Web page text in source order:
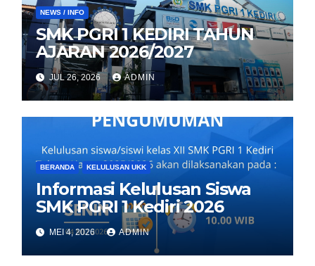
NEWS / INFO
SMK PGRI 1 KEDIRI TAHUN
AJARAN 2026/2027
JUL 26, 2026 ADMIN
BERANDA KELULUSAN UKK
Informasi Kelulusan Siswa
SMK PGRI 1 Kediri 2026
MEI 4, 2026 ADMIN